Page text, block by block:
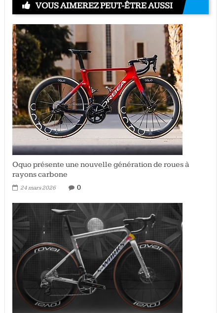
VOUS AIMEREZ PEUT-ÊTRE AUSSI
Oquo présente une nouvelle génération de roues à
rayons carbone
24 mars 2026 0